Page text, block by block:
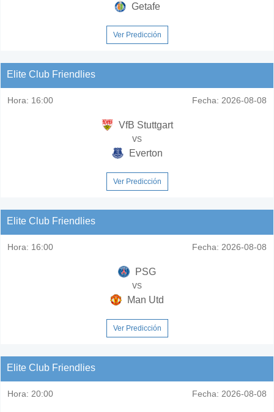
Getafe
Ver Predicción
Elite Club Friendlies
Hora: 16:00 Fecha: 2026-08-08
VfB Stuttgart
vs
Everton
Ver Predicción
Elite Club Friendlies
Hora: 16:00 Fecha: 2026-08-08
PSG
vs
Man Utd
Ver Predicción
Elite Club Friendlies
Hora: 20:00 Fecha: 2026-08-08